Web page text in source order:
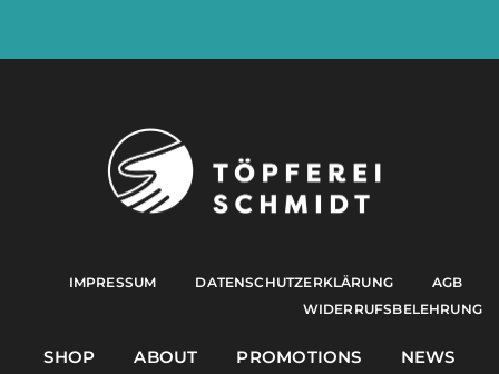
IMPRESSUM DATENSCHUTZERKLÄRUNG
AGB
WIDERRUFSBELEHRUNG
SHOP ABOUT PROMOTIONS NEWS